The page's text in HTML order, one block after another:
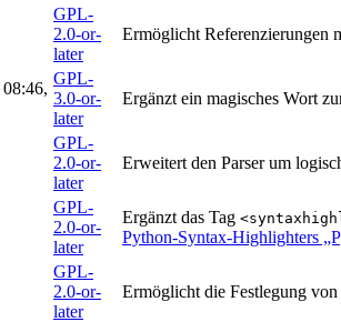
GPL-
2.0-or-
later
Ermöglicht Referenzierungen
08:46,
GPL-
3.0-or-
later
Ergänzt ein magisches Wort
GPL-
2.0-or-
later
Erweitert den Parser um
GPL-
2.0-or-
later
Ergänzt das Tag
Python-Syntax-Highlighters
GPL-
2.0-or-
later
Ermöglicht die Festlegung